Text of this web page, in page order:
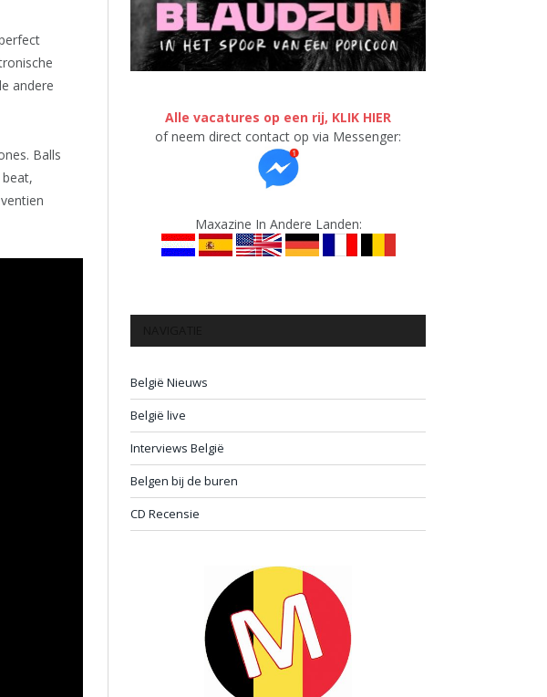
andere
Balls
Alle vacatures op een rij, KLIK HIER
of neem direct contact op via Messenger:
Maxazine In Andere Landen:
België Nieuws
België live
Interviews België
Belgen bij de buren
CD Recensie